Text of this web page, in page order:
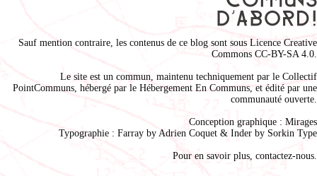
Sauf mention contraire, les contenus de ce blog sont sous Licence Creative
Commons CC-BY-SA 4.0
Le site est un commun, maintenu techniquement par le Collectif
PointCommuns , hébergé par le Hébergement En Communs , et édité par une
communauté ouverte.
Conception graphique : Mirages
Typographie : Farray by Adrien Coquet & Inder by Sorkin Type
Pour en savoir plus, contactez-nous